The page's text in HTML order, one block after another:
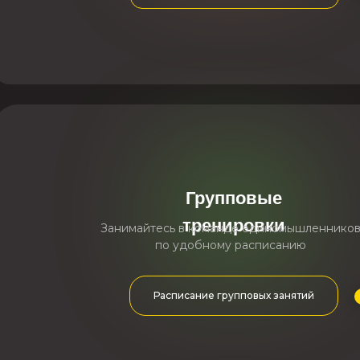
Групповые
тренировки
Занимайтесь в команде единомышленников
по удобному расписанию
Расписание групповых занятий